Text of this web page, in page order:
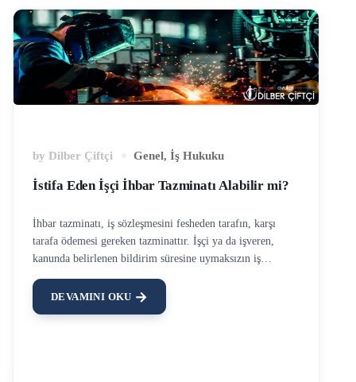
kurumdan ayrılan öğretmen ve öğreticilerin yerine alınacak
olanlar ile devredilen kurumların yönetici, öğretmen ve
öğreticileri ile bir yıldan daha az bir süre için …
by Dilber Çiftçi Genel, İş Hukuku
İstifa Eden İşçi İhbar Tazminatı Alabilir mi?
İhbar tazminatı, iş sözleşmesini fesheden tarafın, karşı
tarafa ödemesi gereken tazminattır. İşçi ya da işveren,
kanunda belirlenen bildirim süresine uymaksızın iş
tazminatını ödemekle yükümlüdür. işten ayrılmak isteyen
çalışan, kıdem ve diğer alacaklarını almak isterken bazen
DEVAMINI OKU